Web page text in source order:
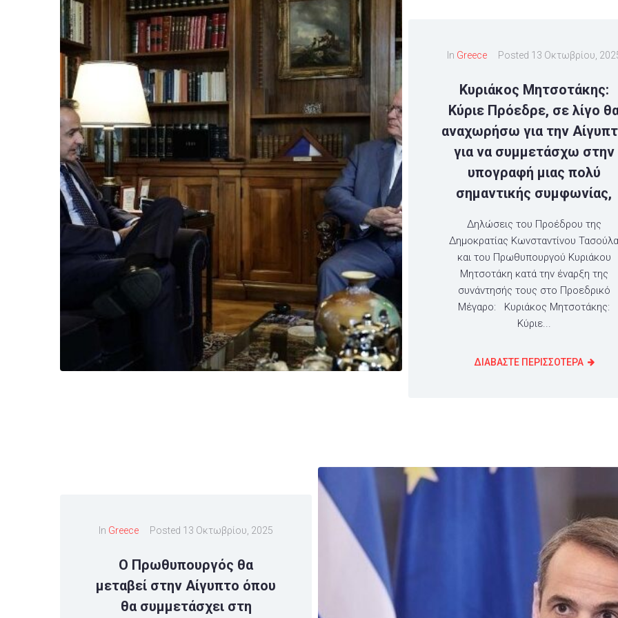
In Greece Posted 13 Οκτωβρίου,
Κυριάκος Μητσοτάκης:
Κύριε Πρόεδρε, σε λίγο
αναχωρήσω για την
για να συμμετάσχω στην
υπογραφή μιας πολύ
σημαντικής συμφωνίας,
Δηλώσεις του Προέδρου της
Δημοκρατίας Κωνσταντίνου Τασούλα
και του Πρωθυπουργού Κυριάκου
Μητσοτάκη κατά την έναρξη της
συνάντησής τους στο Προεδρικό
Μέγαρο: Κυριάκος Μητσοτάκης:
Κύριε...
ΔΙΑΒΑΣΤΕ ΠΕΡΙΣΣΟΤΕΡΑ
In Greece Posted 13 Οκτωβρίου, 2025
O Πρωθυπουργός θα
μεταβεί στην Αίγυπτο όπου
θα συμμετάσχει στη